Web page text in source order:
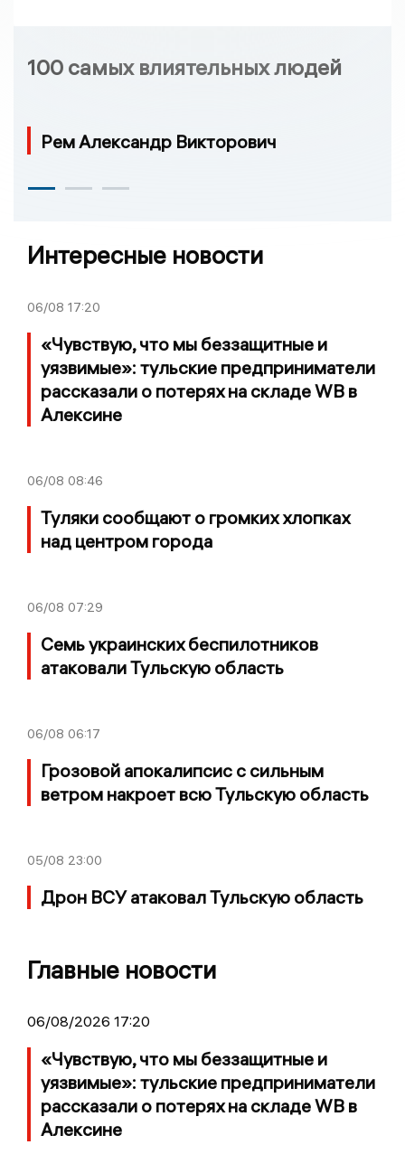
100 самых влиятельных людей
Рем Александр Викторович
Интересные новости
06/08 17:20
«Чувствую, что мы беззащитные и
уязвимые»: тульские предприниматели
рассказали о потерях на складе WB в
Алексине
06/08 08:46
Туляки сообщают о громких хлопках
над центром города
06/08 07:29
Семь украинских беспилотников
атаковали Тульскую область
06/08 06:17
Грозовой апокалипсис с сильным
ветром накроет всю Тульскую область
05/08 23:00
Дрон ВСУ атаковал Тульскую область
Главные новости
06/08/2026 17:20
«Чувствую, что мы беззащитные и
уязвимые»: тульские предприниматели
рассказали о потерях на складе WB в
Алексине